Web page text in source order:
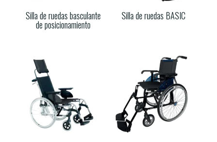
Silla de ruedas basculante
de posicionamiento
Silla de ruedas BASIC